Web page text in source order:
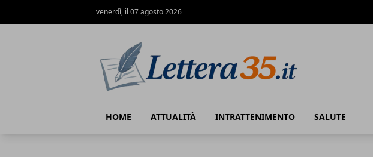
venerdì, il 07 agosto 2026
HOME ATTUALITÀ INTRATTENIMENTO SALUTE